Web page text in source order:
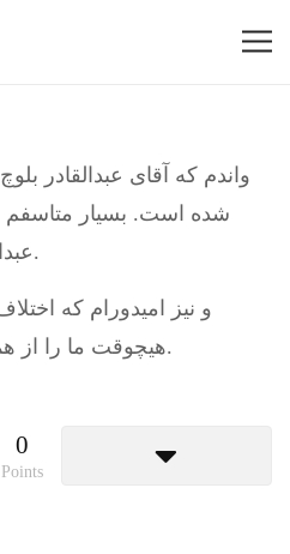
واندم که آقای عبدالقادر
شده است. بسیار متاسفم
عبدالقادر عزیز دارم.
و نیز امیدورام که
هیچوقت ما را از همدلی های انسانی دور نکند.
0
Points